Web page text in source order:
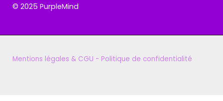
© 2025 PurpleMind
Mentions légales & CGU - Politique de confidentialité